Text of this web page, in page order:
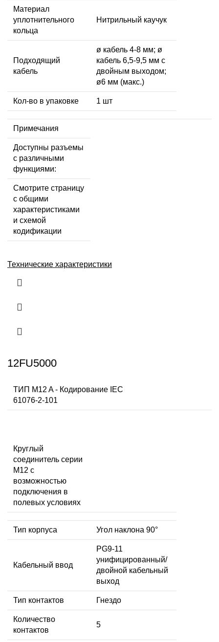
Материал
уплотнительного
кольца
Нитрильный каучук
Подходящий
кабель
ø кабель 4-8 мм; ø
кабель 6,5-9,5 мм с
двойным выходом;
ø6 мм (макс.)
Кол-во в упаковке 1 шт
Примечания
Доступны разъемы
с различными
функциями:
Смотрите страницу
с общими
характеристиками
и схемой
кодификации
Технические характеристики
12FU5000
ТИП M12 A - Кодирование IEC
61076-2-101
Круглый
соединитель серии
M12 с
возможностью
подключения в
полевых условиях
Тип корпуса Угол наклона 90°
Кабельный ввод
PG9-11
унифицированный/
двойной кабельный
выход
Тип контактов Гнездо
Количество
контактов
5